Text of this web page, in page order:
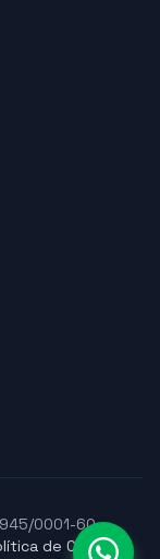
0001-60
de Cookies